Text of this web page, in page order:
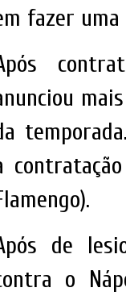
fazer
de
o